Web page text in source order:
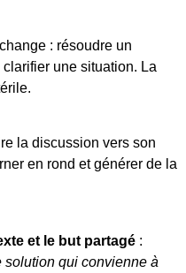
: résoudre un
une situation. La
la discussion vers son
en rond et générer de la
et le but partagé :
solution qui convienne à